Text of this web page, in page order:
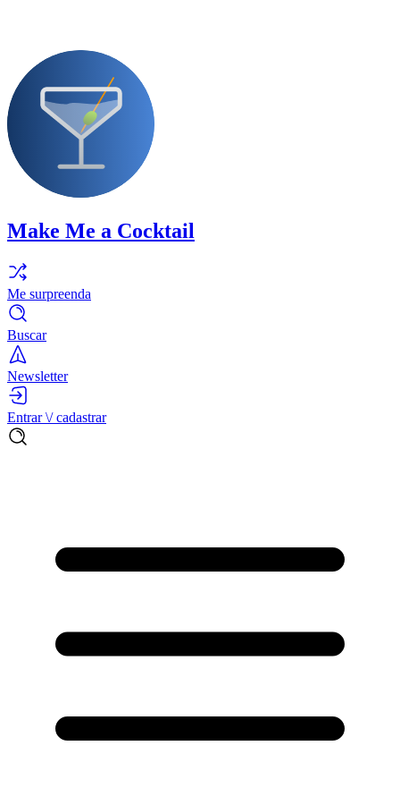
Make Me a Cocktail
Me surpreenda
Buscar
Newsletter
Entrar \/ cadastrar